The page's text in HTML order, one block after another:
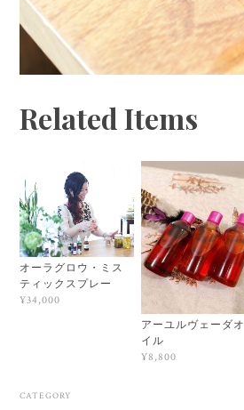
Related Items
オーラグロウ・ミス
ティックスプレー
¥34,000
アーユルヴェーダオ
イル
¥8,800
CATEGORY